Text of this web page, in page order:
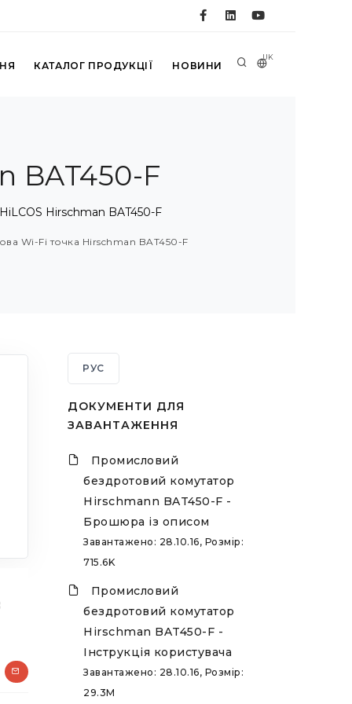
UK
КАТАЛОГ ПРОДУКЦІЇ НОВИНИ
BAT450-F
Hirschman BAT450-F
Wi-Fi точка Hirschman BAT450-F
РУС
ДОКУМЕНТИ ДЛЯ
ЗАВАНТАЖЕННЯ
Промисловий
бездротовий комутатор
Hirschmann BAT450-F -
Брошюра із описом
Завантажено: 28.10.16, Розмір:
715.6K
Промисловий
бездротовий комутатор
Hirschman BAT450-F -
Інструкція користувача
Завантажено: 28.10.16, Розмір:
29.3M